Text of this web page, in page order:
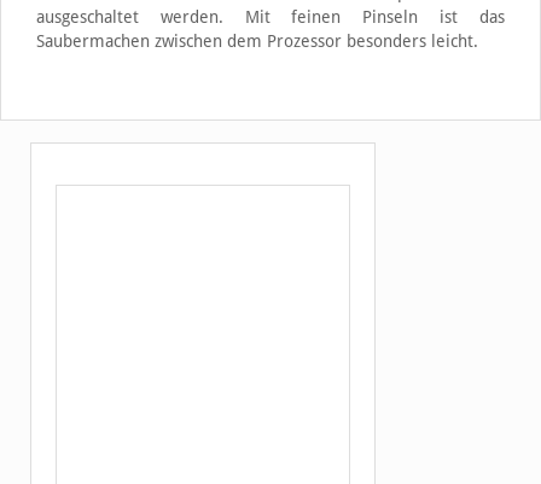
ausgeschaltet werden. Mit feinen Pinseln ist das
Saubermachen zwischen dem Prozessor besonders leicht.